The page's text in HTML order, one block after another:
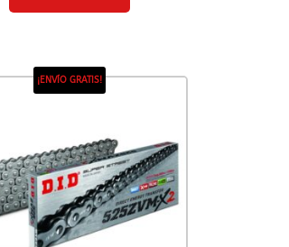
¡ENVÍO GRATIS!